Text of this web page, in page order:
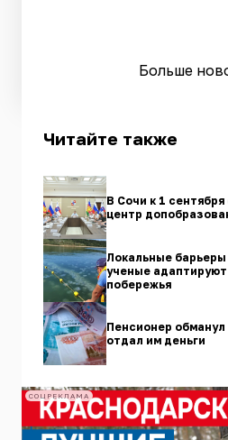
Больше
Читайте также
В Сочи к 1
центр
Локальные
ученые
побережья
Пенсионер
отдал им деньги
СОЦРЕКЛАМА